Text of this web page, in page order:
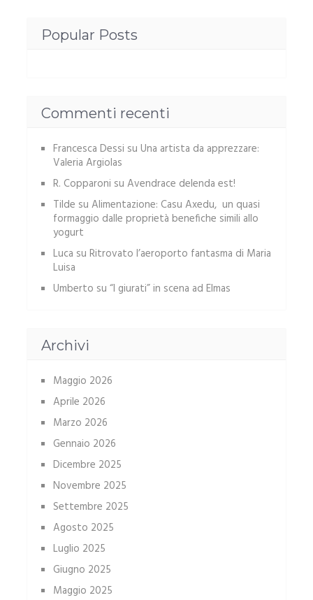
Popular Posts
Commenti recenti
Francesca Dessi su Una artista da apprezzare:
Valeria Argiolas
R. Copparoni su Avendrace delenda est!
Tilde su Alimentazione: Casu Axedu, un quasi
formaggio dalle proprietà benefiche simili allo
yogurt
Luca su Ritrovato l’aeroporto fantasma di Maria
Luisa
Umberto su “I giurati” in scena ad Elmas
Archivi
Maggio 2026
Aprile 2026
Marzo 2026
Gennaio 2026
Dicembre 2025
Novembre 2025
Settembre 2025
Agosto 2025
Luglio 2025
Giugno 2025
Maggio 2025